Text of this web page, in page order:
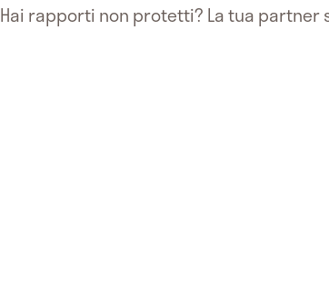
Hai rapporti non protetti? La tua partner